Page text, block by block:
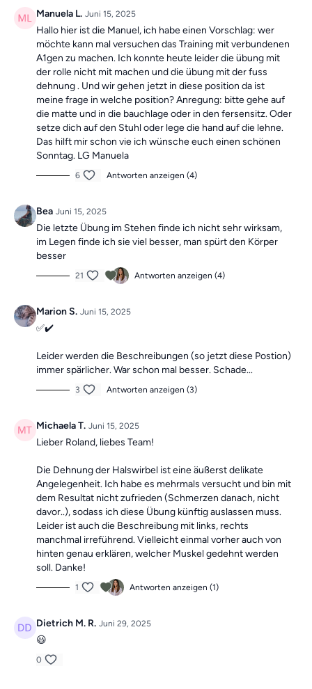
Die Übungen kombinieren Elemente eines Ganzkörpertrainings
mit wechselnden Schwerpunkten und können dir dabei helfen,
deineBeweglichkeit zu verbessernundBeschwerden aktiv
entgegenzuwirken.
Mach dir keine Sorgen, falls du mal einen Tag verpasst, denn die
Übungseinheiten sind unabhängig voneinander. In der Kategorie
“Vergangene Trainings des Tages”findest du jederzeitalle
vergangen Einheiten.
Manuela L. Juni 15, 2025
Hallo hier ist die Manuel, ich habe einen Vorschlag: wer
möchte kann mal versuchen das Training mit verbundenen
A1gen zu machen. Ich konnte heute leider die übung mit
der rolle nicht mit machen und die übung mit der fuss
dehnung . Und wir gehen jetzt in diese position da ist
meine frage in welche position? Anregung: bitte gehe auf
die matte und in die bauchlage oder in den fersensitz. Oder
setze dich auf den Stuhl oder lege die hand auf die lehne.
Das hilft mir schon vie ich wünsche euch einen schönen
Sonntag. LG Manuela
6 Antworten anzeigen (4)
Bea Juni 15, 2025
Die letzte Übung im Stehen finde ich nicht sehr wirksam,
im Legen finde ich sie viel besser, man spürt den Körper
besser
21 Antworten anzeigen (4)
Marion S. Juni 15, 2025
✅️✔️
Leider werden die Beschreibungen (so jetzt diese Postion)
immer spärlicher. War schon mal besser. Schade...
3 Antworten anzeigen (3)
Michaela T. Juni 15, 2025
Lieber Roland, liebes Team!
Die Dehnung der Halswirbel ist eine äußerst delikate
Angelegenheit. Ich habe es mehrmals versucht und bin mit
dem Resultat nicht zufrieden (Schmerzen danach, nicht
davor..), sodass ich diese Übung künftig auslassen muss.
Leider ist auch die Beschreibung mit links, rechts
manchmal irreführend. Vielleicht einmal vorher auch von
hinten genau erklären, welcher Muskel gedehnt werden
soll. Danke!
1 Antworten anzeigen (1)
Dietrich M. R. Juni 29, 2025
😃
0